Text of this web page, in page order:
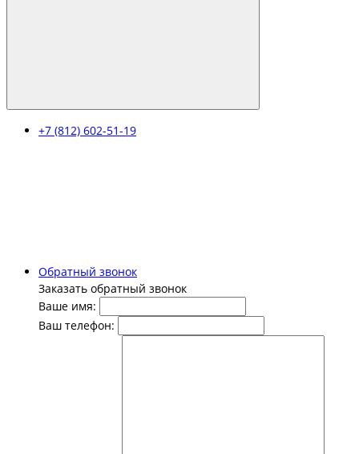
+7 (812) 602-51-19
Обратный звонок
Заказать обратный звонок
Ваше имя:
Ваш телефон: